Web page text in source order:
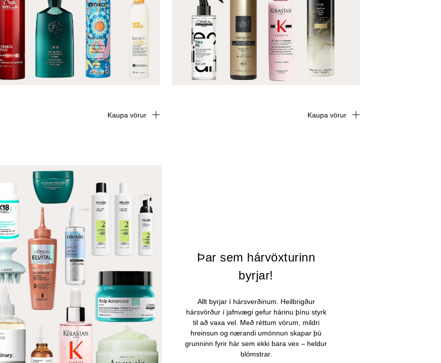
Kaupa vörur Kaupa vörur
Þar sem hárvöxturinn
byrjar!
Allt byrjar í hársverðinum. Heilbrigður
hársvörður í jafnvægi gefur hárinu þínu styrk
til að vaxa vel. Með réttum vörum, mildri
hreinsun og nærandi umönnun skapar þú
grunninn fyrir hár sem ekki bara vex – heldur
blómstrar.